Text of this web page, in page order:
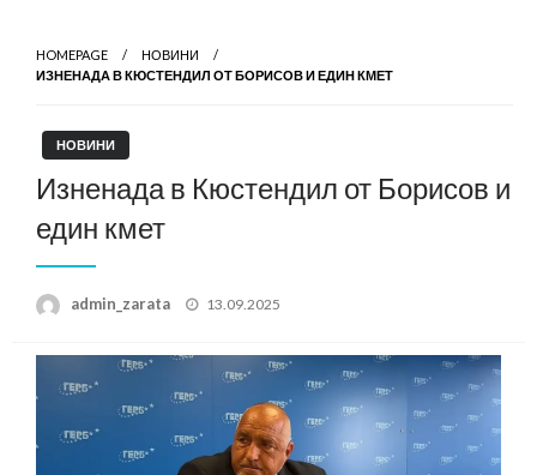
HOMEPAGE
НОВИНИ
ИЗНЕНАДА В КЮСТЕНДИЛ ОТ БОРИСОВ И ЕДИН КМЕТ
НОВИНИ
Изненада в Кюстендил от Борисов и
един кмет
admin_zarata
Posted
13.09.2025